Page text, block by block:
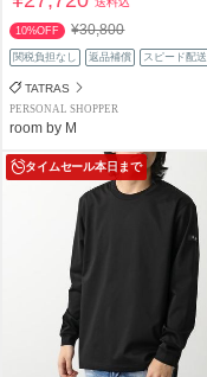
10%OFF ¥30,800
関税負担なし 返品補償 スピード配送
TATRAS
PERSONAL SHOPPER
room by M
タイムセール本日まで